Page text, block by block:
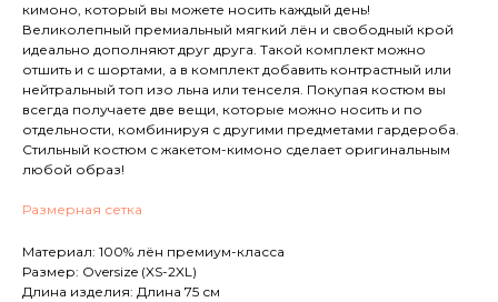
кимоно, который вы можете носить каждый день!
Великолепный премиальный мягкий лён и свободный крой
идеально дополняют друг друга. Такой комплект можно
отшить и с шортами, а в комплект добавить контрастный или
нейтральный топ изо льна или тенселя. Покупая костюм вы
всегда получаете две вещи, которые можно носить и по
отдельности, комбинируя с другими предметами гардероба.
Стильный костюм с жакетом-кимоно сделает оригинальным
любой образ!
Размерная сетка
Материал: 100% лён премиум-класса
Размер: Oversize (XS-2XL)
Длина изделия: Длина 75 см